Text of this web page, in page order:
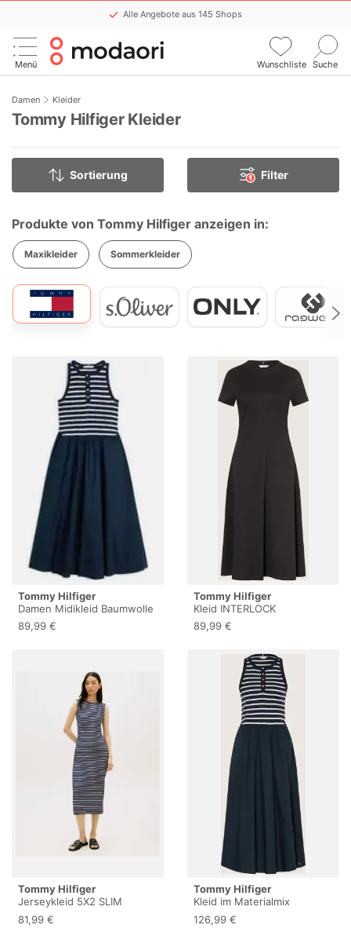
Alle Angebote aus 145 Shops
Keinen Sale mehr verpassen
Menü Wunschliste Suche
Damen Kleider
Tommy Hilfiger Kleider
Sortierung 1 Filter
Produkte von Tommy Hilfiger anzeigen in:
Maxikleider Sommerkleider
Tommy Hilfiger
Damen Midikleid Baumwolle
XL
89,99 €
Tommy Hilfiger
Kleid INTERLOCK
89,99 €
Tommy Hilfiger
Jerseykleid 5X2 SLIM
SLASH-NK DRS
81,99 €
Tommy Hilfiger
Kleid im Materialmix
126,99 €